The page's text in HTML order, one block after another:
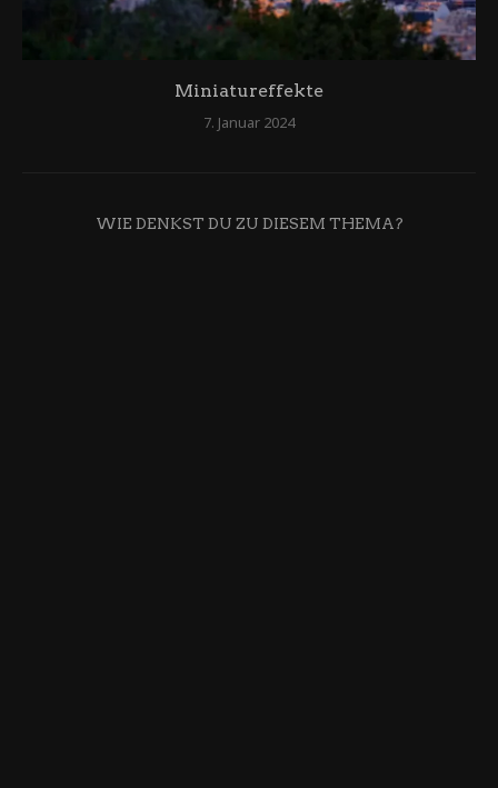
Miniatureffekte
7. Januar 2024
WIE DENKST DU ZU DIESEM THEMA?